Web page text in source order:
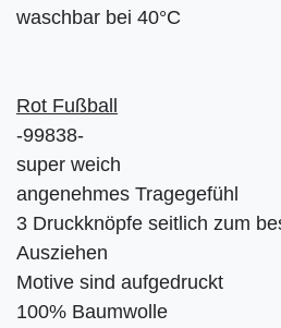
waschbar bei 40°C
Rot Fußball
-99838-
super weich
angenehmes Tragegefühl
3 Druckknöpfe seitlich zum
Ausziehen
Motive sind aufgedruckt
100% Baumwolle